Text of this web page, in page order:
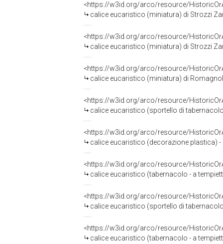
<https://w3id.org/arco/resource/
calice eucaristico (miniatura) di Strozzi Zanobi
<https://w3id.org/arco/resource/
calice eucaristico (miniatura) di Strozzi
<https://w3id.org/arco/resource/
calice eucaristico (miniatura) di
<https://w3id.org/arco/resource/
calice eucaristico (sportello di
<https://w3id.org/arco/resource/
calice eucaristico (decorazione plastica)
<https://w3id.org/arco/resource/
calice eucaristico (tabernacolo - a
<https://w3id.org/arco/resource/
calice eucaristico (sportello di
<https://w3id.org/arco/resource/
calice eucaristico (tabernacolo - a